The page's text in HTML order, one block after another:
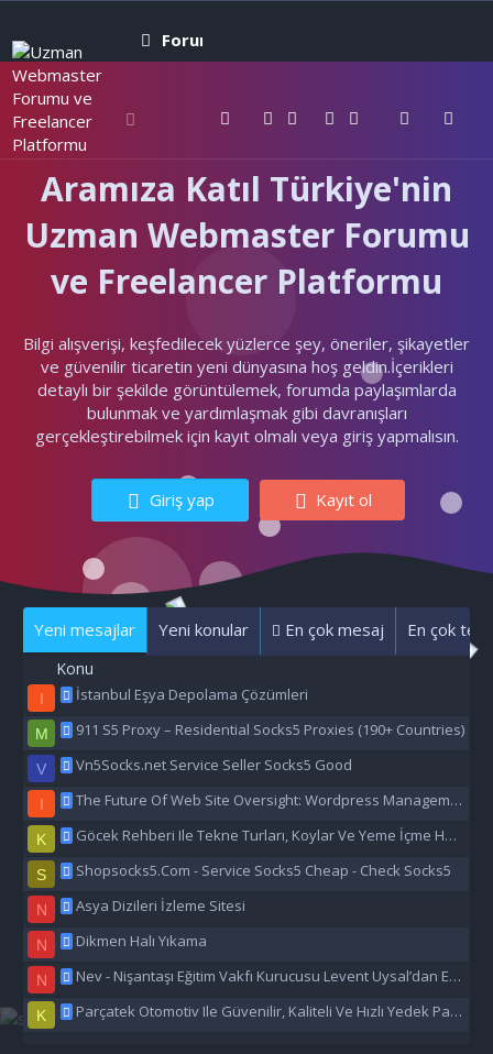
Forumlar
Aramıza Katıl Türkiye'nin
Uzman Webmaster Forumu
ve Freelancer Platformu
Bilgi alışverişi, keşfedilecek yüzlerce şey, öneriler, şikayetler
ve güvenilir ticaretin yeni dünyasına hoş geldin.İçerikleri
detaylı bir şekilde görüntülemek, forumda paylaşımlarda
bulunmak ve yardımlaşmak gibi davranışları
gerçekleştirebilmek için kayıt olmalı veya giriş yapmalısın.
Giriş yap Kayıt ol
Yeni mesajlar Yeni konular En çok mesaj En çok
Konu
I İstanbul Eşya Depolama Çözümleri
M 911 S5 Proxy – Residential Socks5 Proxies (190+ Countries)
V Vn5Socks.net Service Seller Socks5 Good
I The Future Of Web Site Oversight: Wordpress Management Aı
K Göcek Rehberi Ile Tekne Turları, Koylar Ve Yeme İçme Hakkında Eşsiz Bilgiler
S Shopsocks5.Com - Service Socks5 Cheap - Check Socks5
N Asya Dizileri İzleme Sitesi
N Dikmen Halı Yıkama
N Nev - Nişantaşı Eğitim Vakfı Kurucusu Levent Uysal’dan Eğitime Büyük Destek
K Parçatek Otomotiv Ile Güvenilir, Kaliteli Ve Hızlı Yedek Parça Çözümleri